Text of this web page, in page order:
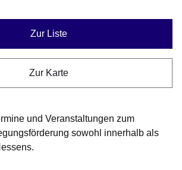
Zur Liste
Zur Karte
und Veranstaltungen zum
sowohl innerhalb als